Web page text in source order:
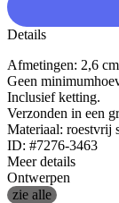
Details
Afmetingen: 2,6
Geen
Inclusief ketting.
Verzonden in een
Materiaal: roestvrij
ID: #7276-3463
Meer details
Ontwerpen
zie alle